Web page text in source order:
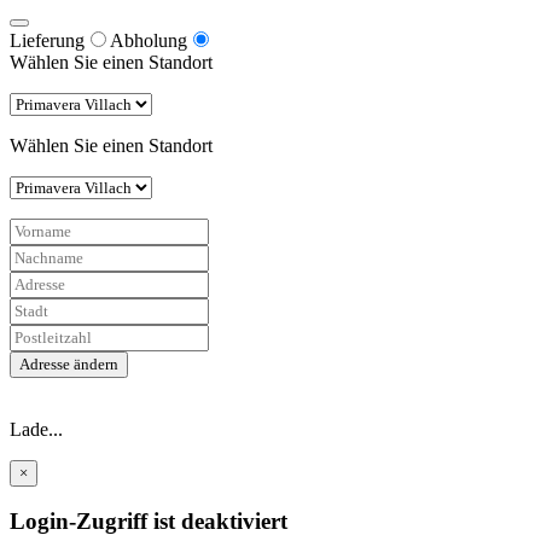
Lieferung
Abholung
Wählen Sie einen Standort
Wählen Sie einen Standort
Adresse ändern
Lade...
×
Login-Zugriff ist deaktiviert